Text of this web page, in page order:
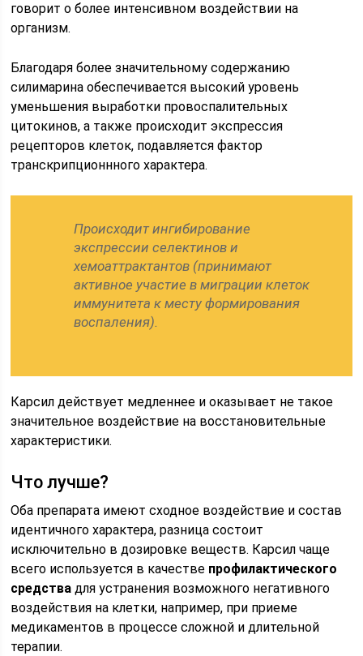
говорит о более интенсивном воздействии на
организм.
Благодаря более значительному содержанию
силимарина обеспечивается высокий уровень
уменьшения выработки провоспалительных
цитокинов, а также происходит экспрессия
рецепторов клеток, подавляется фактор
транскрипционнного характера.
Происходит ингибирование
экспрессии селектинов и
хемоаттрактантов (принимают
активное участие в миграции клеток
иммунитета к месту формирования
воспаления).
Карсил действует медленнее и оказывает не такое
значительное воздействие на восстановительные
характеристики.
Что лучше?
Оба препарата имеют сходное воздействие и состав
идентичного характера, разница состоит
исключительно в дозировке веществ. Карсил чаще
всего используется в качестве профилактического
средства для устранения возможного негативного
воздействия на клетки, например, при приеме
медикаментов в процессе сложной и длительной
терапии.